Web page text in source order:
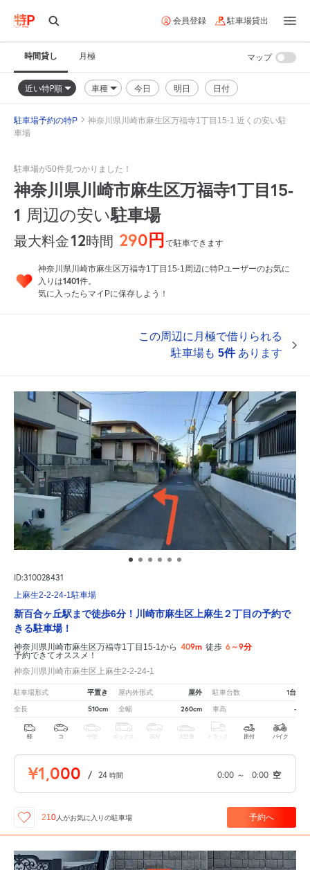
会員登録 駐車場貸出
時間貸し 月極
近い特P順 車種 今日 明日 日付
マップ
駐車場予約の特P
神奈川県川崎市麻生区万福寺1丁目15-1 近くの安い駐
車場
駐車場が50件見つかりました！
神奈川県川崎市麻生区万福寺1丁目15-
1 周辺の安い駐車場
最大料金12時間 290円で駐車できます
神奈川県川崎市麻生区万福寺1丁目15-1周辺に特Pユーザーのお気に
入りは1401件。
気に入ったらマイPに保存しよう！
この周辺に月極で借りられる
駐車場も 5件あります
ID:310028431
上麻生2-2-24-1駐車場
新百合ヶ丘駅まで徒歩6分！川崎市麻生区上麻生２丁目の予約で
きる駐車場！
神奈川県川崎市麻生区万福寺1丁目15-1から 409m 徒歩 6～9分
予約できてオススメ！
神奈川県川崎市麻生区上麻生2-2-24-1
駐車場形式 平置き 屋内外形式 屋外 駐車台数 1台
全長 510cm 全幅 260cm 車高 -
軽 コ 中型 ボックス SUV 大型車 トラック 原付 バイク
¥1,000 / 24 時間 0:00 ～ 0:00 空
210人がお気に入りの駐車場 予約へ